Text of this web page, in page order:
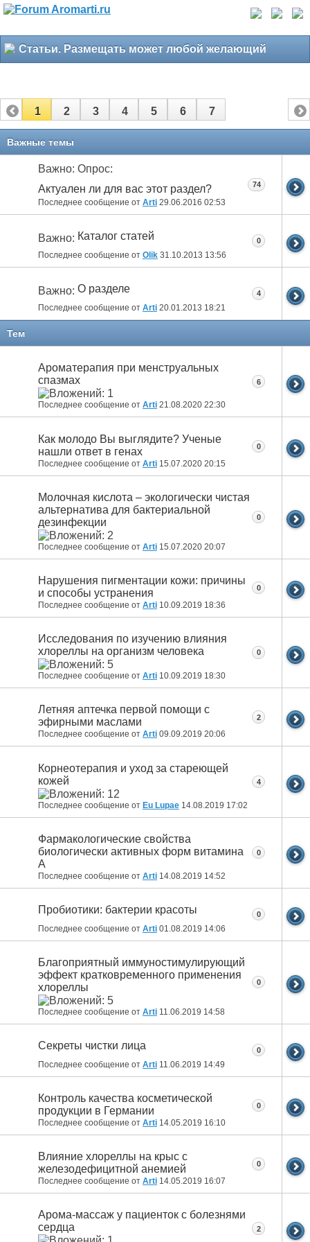
Статьи. Размещать может любой желающий
1 2 3 4 5 6 7
Важные темы
Важно: Опрос:
Актуален ли для вас этот раздел?
Последнее сообщение от Arti 29.06.2016 02:53
74
Важно: Каталог статей
Последнее сообщение от Olik 31.10.2013 13:56
0
Важно: О разделе
Последнее сообщение от Arti 20.01.2013 18:21
4
Тем
Ароматерапия при менструальных
спазмах
Последнее сообщение от Arti 21.08.2020 22:30
6
Как молодо Вы выглядите? Ученые
нашли ответ в генах
Последнее сообщение от Arti 15.07.2020 20:15
0
Молочная кислота – экологически чистая
альтернатива для бактериальной
дезинфекции
Последнее сообщение от Arti 15.07.2020 20:07
0
Нарушения пигментации кожи: причины
и способы устранения
Последнее сообщение от Arti 10.09.2019 18:36
0
Исследования по изучению влияния
хлореллы на организм человека
Последнее сообщение от Arti 10.09.2019 18:30
0
Летняя аптечка первой помощи с
эфирными маслами
Последнее сообщение от Arti 09.09.2019 20:06
2
Корнеотерапия и уход за стареющей
кожей
Последнее сообщение от Eu Lupae 14.08.2019 17:02
4
Фармакологические свойства
биологически активных форм витамина
А
Последнее сообщение от Arti 14.08.2019 14:52
0
Пробиотики: бактерии красоты
Последнее сообщение от Arti 01.08.2019 14:06
0
Благоприятный иммуностимулирующий
эффект кратковременного применения
хлореллы
Последнее сообщение от Arti 11.06.2019 14:58
0
Секреты чистки лица
Последнее сообщение от Arti 11.06.2019 14:49
0
Контроль качества косметической
продукции в Германии
Последнее сообщение от Arti 14.05.2019 16:10
0
Влияние хлореллы на крыс с
железодефицитной анемией
Последнее сообщение от Arti 14.05.2019 16:07
0
Арома-массаж у пациенток с болезнями
сердца
2